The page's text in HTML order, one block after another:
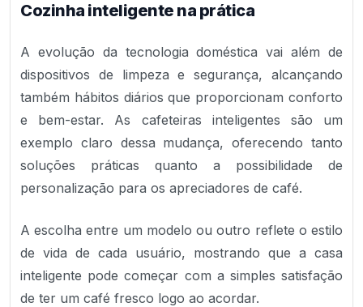
Cozinha inteligente na prática
A evolução da tecnologia doméstica vai além de
dispositivos de limpeza e segurança, alcançando
também hábitos diários que proporcionam conforto
e bem-estar. As cafeteiras inteligentes são um
exemplo claro dessa mudança, oferecendo tanto
soluções práticas quanto a possibilidade de
personalização para os apreciadores de café.
A escolha entre um modelo ou outro reflete o estilo
de vida de cada usuário, mostrando que a casa
inteligente pode começar com a simples satisfação
de ter um café fresco logo ao acordar.